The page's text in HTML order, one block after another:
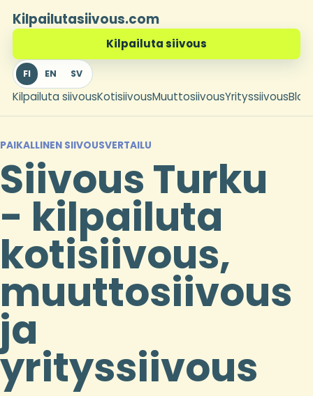
Kilpailutasiivous.com
Kilpailuta siivousKotisiivousMuuttosiivousYrityssiivousBlogi
FI EN SV
Kilpailuta siivous
PAIKALLINEN SIIVOUSVERTAILU
Siivous Turku
- kilpailuta
kotisiivous,
muuttosiivous
ja
yrityssiivous